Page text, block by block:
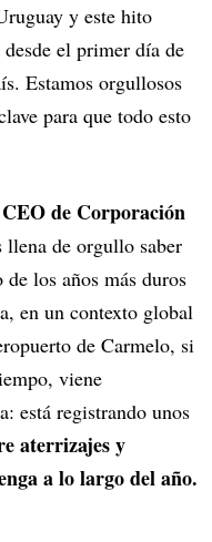
y este hito
el primer día de
Estamos orgullosos
para que todo esto
de Corporación
llena de orgullo saber
los años más duros
en un contexto global
de Carmelo, si
viene
está registrando unos
aterrizajes y
a lo largo del año.